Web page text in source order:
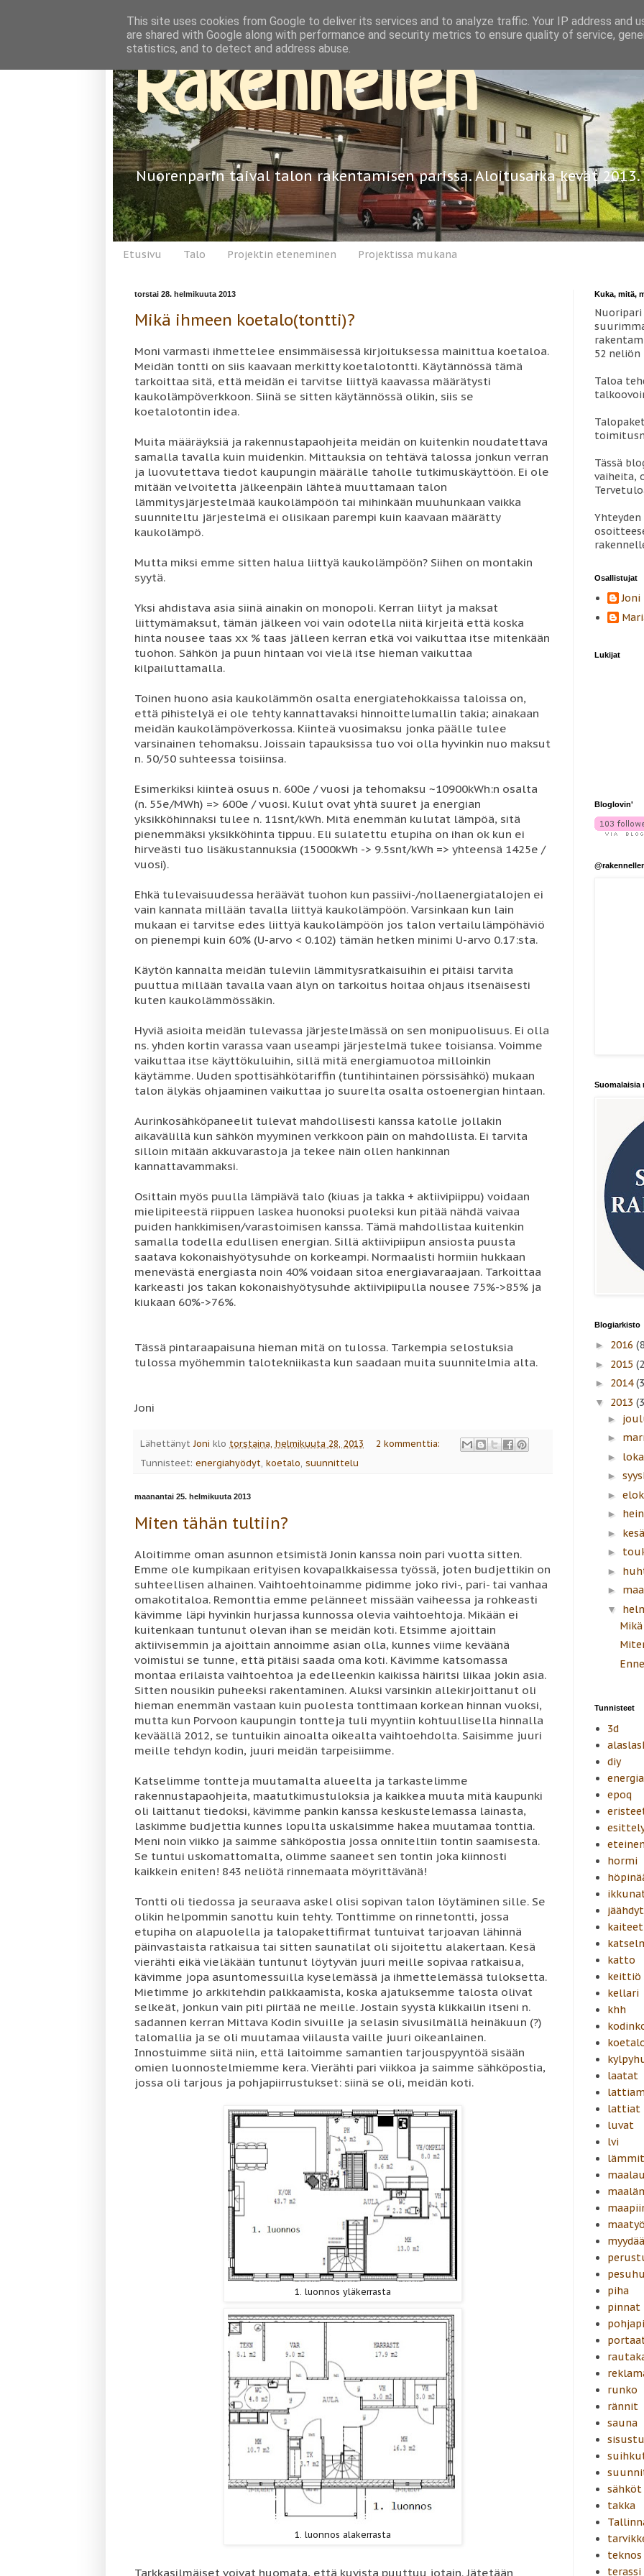
Rakennellen
Nuorenparin taival talon rakentamisen parissa. Aloitusaika kevät 2013.
Etusivu Talo Projektin eteneminen Projektissa mukana
torstai 28. helmikuuta 2013
Mikä ihmeen koetalo(tontti)?
Moni varmasti ihmettelee ensimmäisessä kirjoituksessa mainittua koetaloa.
Meidän tontti on siis kaavaan merkitty koetalotontti. Käytännössä tämä
tarkoittaa sitä, että meidän ei tarvitse liittyä kaavassa määrätysti
kaukolämpöverkkoon. Siinä se sitten käytännössä olikin, siis se
koetalotontin idea.
Muita määräyksiä ja rakennustapaohjeita meidän on kuitenkin noudatettava
samalla tavalla kuin muidenkin. Mittauksia on tehtävä talossa jonkun verran
ja luovutettava tiedot kaupungin määrälle taholle tutkimuskäyttöön. Ei ole
mitään velvoitetta jälkeenpäin lähteä muuttamaan talon
lämmitysjärjestelmää kaukolämpöön tai mihinkään muuhunkaan vaikka
suunniteltu järjestelmä ei olisikaan parempi kuin kaavaan määrätty
kaukolämpö.
Mutta miksi emme sitten halua liittyä kaukolämpöön? Siihen on montakin
syytä.
Yksi ahdistava asia siinä ainakin on monopoli. Kerran liityt ja maksat
liittymämaksut, tämän jälkeen voi vain odotella niitä kirjeitä että koska
hinta nousee taas xx % taas jälleen kerran etkä voi vaikuttaa itse mitenkään
tuohon. Sähkön ja puun hintaan voi vielä itse hieman vaikuttaa
kilpailuttamalla.
Toinen huono asia kaukolämmön osalta energiatehokkaissa taloissa on,
että pihistelyä ei ole tehty kannattavaksi hinnoittelumallin takia; ainakaan
meidän kaukolämpöverkossa. Kiinteä vuosimaksu jonka päälle tulee
varsinainen tehomaksu. Joissain tapauksissa tuo voi olla hyvinkin nuo maksut
n. 50/50 suhteessa toisiinsa.
Esimerkiksi kiinteä osuus n. 600e / vuosi ja tehomaksu ~10900kWh:n osalta
(n. 55e/MWh) => 600e / vuosi. Kulut ovat yhtä suuret ja energian
yksikköhinnaksi tulee n. 11snt/kWh. Mitä enemmän kulutat lämpöä, sitä
pienemmäksi yksikköhinta tippuu. Eli sulatettu etupiha on ihan ok kun ei
hirveästi tuo lisäkustannuksia (15000kWh -> 9.5snt/kWh => yhteensä 1425e /
vuosi).
Ehkä tulevaisuudessa heräävät tuohon kun passiivi-/nollaenergiatalojen ei
vain kannata millään tavalla liittyä kaukolämpöön. Varsinkaan kun lain
mukaan ei tarvitse edes liittyä kaukolämpöön jos talon vertailulämpöhäviö
on pienempi kuin 60% (U-arvo < 0.102) tämän hetken minimi U-arvo 0.17:sta.
Käytön kannalta meidän tuleviin lämmitysratkaisuihin ei pitäisi tarvita
puuttua millään tavalla vaan älyn on tarkoitus hoitaa ohjaus itsenäisesti
kuten kaukolämmössäkin.
Hyviä asioita meidän tulevassa järjestelmässä on sen monipuolisuus. Ei olla
ns. yhden kortin varassa vaan useampi järjestelmä tukee toisiansa. Voimme
vaikuttaa itse käyttökuluihin, sillä mitä energiamuotoa milloinkin
käytämme. Uuden spottisähkötariffin (tuntihintainen pörssisähkö) mukaan
talon älykäs ohjaaminen vaikuttaa jo suurelta osalta ostoenergian hintaan.
Aurinkosähköpaneelit tulevat mahdollisesti kanssa katolle jollakin
aikavälillä kun sähkön myyminen verkkoon päin on mahdollista. Ei tarvita
silloin mitään akkuvarastoja ja tekee näin ollen hankinnan
kannattavammaksi.
Osittain myös puulla lämpiävä talo (kiuas ja takka + aktiivipiippu) voidaan
mielipiteestä riippuen laskea huonoksi puoleksi kun pitää nähdä vaivaa
puiden hankkimisen/varastoimisen kanssa. Tämä mahdollistaa kuitenkin
samalla todella edullisen energian. Sillä aktiivipiipun ansiosta puusta
saatava kokonaishyötysuhde on korkeampi. Normaalisti hormiin hukkaan
menevästä energiasta noin 40% voidaan sitoa energiavaraajaan. Tarkoittaa
karkeasti jos takan kokonaishyötysuhde aktiivipiipulla nousee 75%->85% ja
kiukaan 60%->76%.
Tässä pintaraapaisuna hieman mitä on tulossa. Tarkempia selostuksia
tulossa myöhemmin talotekniikasta kun saadaan muita suunnitelmia alta.
Joni
Lähettänyt Joni klo torstaina, helmikuuta 28, 2013
2 kommenttia:
Tunnisteet: energiahyödyt, koetalo, suunnittelu
maanantai 25. helmikuuta 2013
Miten tähän tultiin?
Aloitimme oman asunnon etsimistä Jonin kanssa noin pari vuotta sitten.
Emme ole kumpikaan erityisen kovapalkkaisessa työssä, joten budjettikin on
suhteellisen alhainen. Vaihtoehtoinamme pidimme joko rivi-, pari- tai vanhaa
omakotitaloa. Remonttia emme pelänneet missään vaiheessa ja rohkeasti
kävimme läpi hyvinkin hurjassa kunnossa olevia vaihtoehtoja. Mikään ei
kuitenkaan tuntunut olevan ihan se meidän koti. Etsimme ajoittain
aktiivisemmin ja ajoittain annoimme asian olla, kunnes viime keväänä
voimistui se tunne, että pitäisi saada oma koti. Kävimme katsomassa
montaa erilaista vaihtoehtoa ja edelleenkin kaikissa häiritsi liikaa jokin asia.
Sitten nousikin puheeksi rakentaminen. Aluksi varsinkin allekirjoittanut oli
hieman enemmän vastaan kuin puolesta tonttimaan korkean hinnan vuoksi,
mutta kun Porvoon kaupungin tontteja tuli myyntiin kohtuullisella hinnalla
keväällä 2012, se tuntuikin ainoalta oikealta vaihtoehdolta. Saisimme juuri
meille tehdyn kodin, juuri meidän tarpeisiimme.
Katselimme tontteja muutamalta alueelta ja tarkastelimme
rakennustapaohjeita, maatutkimustuloksia ja kaikkea muuta mitä kaupunki
oli laittanut tiedoksi, kävimme pankin kanssa keskustelemassa lainasta,
laskimme budjettia kunnes lopulta uskalsimme hakea muutamaa tonttia.
Meni noin viikko ja saimme sähköpostia jossa onniteltiin tontin saamisesta.
Se tuntui uskomattomalta, olimme saaneet sen tontin joka kiinnosti
kaikkein eniten! 843 neliötä rinnemaata möyrittävänä!
Tontti oli tiedossa ja seuraava askel olisi sopivan talon löytäminen sille. Se
olikin helpommin sanottu kuin tehty. Tonttimme on rinnetontti, jossa
etupiha on alapuolella ja talopakettifirmat tuntuivat tarjoavan lähinnä
päinvastaista ratkaisua tai sitten saunatilat oli sijoitettu alakertaan. Kesä
vierähti eikä vieläkään tuntunut löytyvän juuri meille sopivaa ratkaisua,
kävimme jopa asuntomessuilla kyselemässä ja ihmettelemässä tuloksetta.
Mietimme jo arkkitehdin palkkaamista, koska ajatuksemme talosta olivat
selkeät, jonkun vain piti piirtää ne meille. Jostain syystä klikkailin itseni n.
sadannen kerran Mittava Kodin sivuille ja selasin sivusilmällä heinäkuun (?)
talomallia ja se oli muutamaa viilausta vaille juuri oikeanlainen.
Innostuimme siitä niin, että laitoimme samantien tarjouspyyntöä sisään
omien luonnostelmiemme kera. Vierähti pari viikkoa ja saimme sähköpostia,
jossa oli tarjous ja pohjapiirrustukset: siinä se oli, meidän koti.
1. luonnos yläkerrasta
1. luonnos alakerrasta
Tarkkasilmäiset voivat huomata, että kuvista puuttuu jotain. Jätetään
Kuka, mitä,
52
Taloa
Tässä
vaiheita,
Osallistujat
Joni
Lukijat
Bloglovin'
Suomalaisia
Blogiarkisto
► 2016
► 2015
► 2014
▼ 2013
►
►
►
►
►
►
►
►
►
►
▼
Tunnisteet
3d
diy
epoq
hormi
kaiteet
katto
keittiö
kellari
khh
laatat
lattiat
luvat
lvi
piha
pinnat
runko
rännit
sauna
sähköt
takka
teknos
terassi
This site uses cookies from Google to deliver its services and to analyze traffic. Your IP address and
are shared with Google along with performance and security metrics to ensure quality of service,
statistics, and to detect and address abuse.